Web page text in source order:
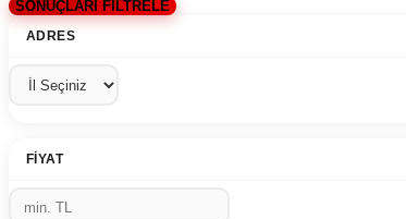
SONUÇLARI FİLTRELE
ADRES
FIYAT